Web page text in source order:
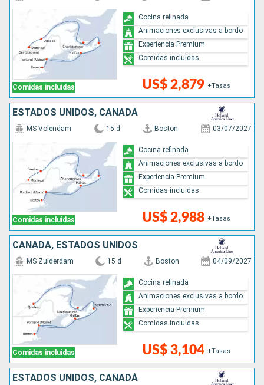
Comidas incluidas US$ 2,879 +Tasas
Cocina refinada
Animaciones exclusivas a bordo
Experiencia Premium
Comidas incluidas
ESTADOS UNIDOS, CANADÁ
Comidas incluidas
MS Volendam 15 d Boston 03/07/2027
US$ 2,988 +Tasas
Cocina refinada
Animaciones exclusivas a bordo
Experiencia Premium
Comidas incluidas
CANADÁ, ESTADOS UNIDOS
Comidas incluidas
MS Zuiderdam 15 d Boston 04/09/2027
US$ 3,104 +Tasas
Cocina refinada
Animaciones exclusivas a bordo
Experiencia Premium
Comidas incluidas
ESTADOS UNIDOS, CANADÁ